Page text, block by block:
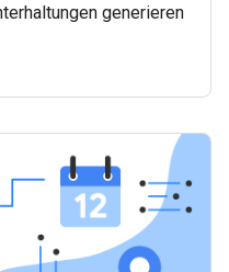
generieren